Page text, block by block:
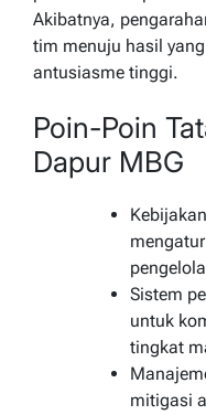
Akibatnya,
tim menuju hasil
antusiasme tinggi.
Poin-Poin
Dapur MBG
Sistem
untuk
tingkat
mitigasi